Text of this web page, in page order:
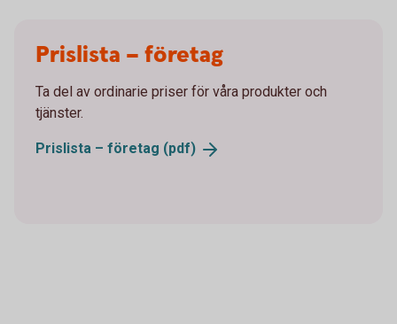
Prislista – företag
Ta del av ordinarie priser för våra produkter och
tjänster.
Prislista – företag (pdf)